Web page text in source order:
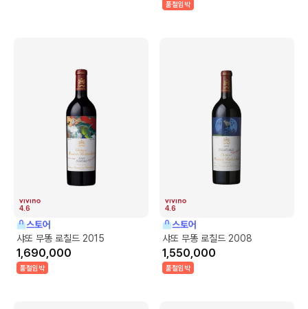
품절임박
4.6
스토어
샤또 무똥 로칠드 2015
1,690,000
품절임박
4.6
스토어
샤또 무똥 로칠드 2008
1,550,000
품절임박